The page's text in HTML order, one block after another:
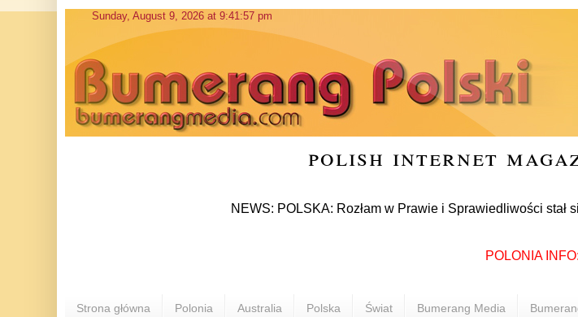
polish internet
NEWS: POLSKA: Rozłam w Prawie i Sprawiedliwości stał się
POLONIA INFO:
Strona główna Polonia Australia Polska Świat Bumerang Media